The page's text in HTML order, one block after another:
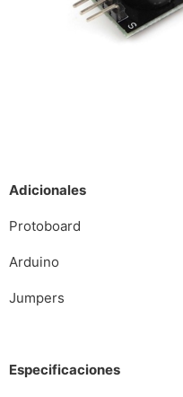
Adicionales
Protoboard
Arduino
Jumpers
Especificaciones